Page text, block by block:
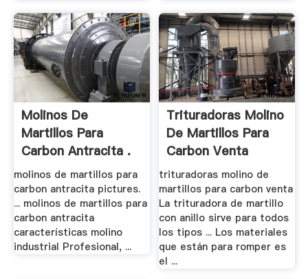
Molinos De
Martillos Para
Carbon Antracita .
molinos de martillos para
carbon antracita pictures.
... molinos de martillos para
carbon antracita
características molino
industrial Profesional, ...
Trituradoras Molino
De Martillos Para
Carbon Venta
trituradoras molino de
martillos para carbon venta
La trituradora de martillo
con anillo sirve para todos
los tipos ... Los materiales
que están para romper es
el ...